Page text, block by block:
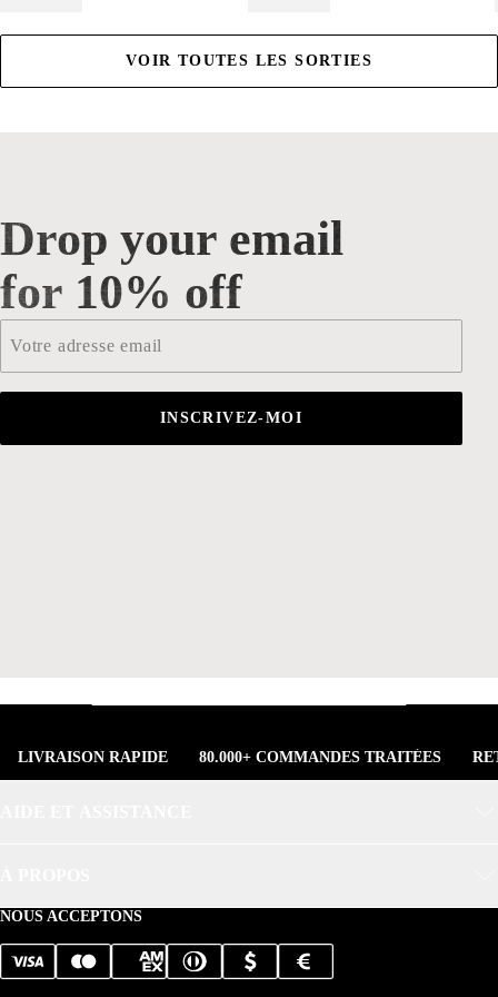
VOIR TOUTES LES SORTIES
Drop your email for 10% off
Drop your email
for 10% off
INSCRIVEZ-MOI
LIVRAISON RAPIDE 80.000+ COMMANDES TRAITÉES
NOUS ACCEPTONS